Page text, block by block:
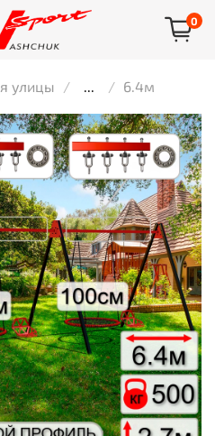
0
улицы ... 6.4м